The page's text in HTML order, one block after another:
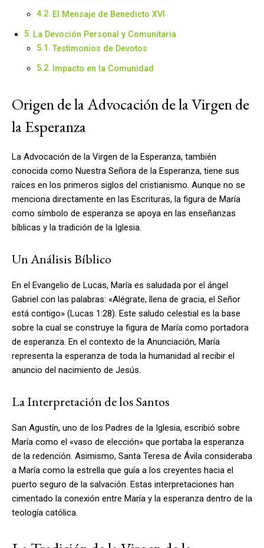
El Mensaje de Benedicto XVI
La Devoción Personal y Comunitaria
Testimonios de Devotos
Impacto en la Comunidad
Origen de la Advocación de la Virgen de
la Esperanza
La Advocación de la Virgen de la Esperanza, también
conocida como Nuestra Señora de la Esperanza, tiene sus
raíces en los primeros siglos del cristianismo. Aunque no se
menciona directamente en las Escrituras, la figura de María
como símbolo de esperanza se apoya en las enseñanzas
bíblicas y la tradición de la Iglesia.
Un Análisis Bíblico
En el Evangelio de Lucas, María es saludada por el ángel
Gabriel con las palabras: «Alégrate, llena de gracia, el Señor
está contigo» (Lucas 1:28). Este saludo celestial es la base
sobre la cual se construye la figura de María como portadora
de esperanza. En el contexto de la Anunciación, María
representa la esperanza de toda la humanidad al recibir el
anuncio del nacimiento de Jesús.
La Interpretación de los Santos
San Agustín, uno de los Padres de la Iglesia, escribió sobre
María como el «vaso de elección» que portaba la esperanza
de la redención. Asimismo, Santa Teresa de Ávila consideraba
a María como la estrella que guía a los creyentes hacia el
puerto seguro de la salvación. Estas interpretaciones han
cimentado la conexión entre María y la esperanza dentro de la
teología católica.